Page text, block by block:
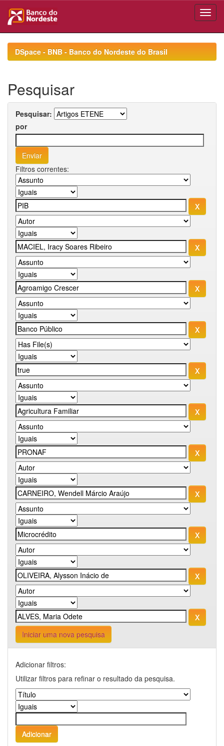
navigationDSpace - BNB - Banco do Nordeste do Brasil
Pesquisar
Pesquisar:
por
Filtros correntes:
Iniciar uma nova pesquisa
Adicionar filtros:
Utilizar filtros para refinar o resultado da pesquisa.